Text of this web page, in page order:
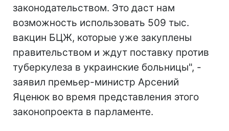
законодательством. Это даст нам
возможность использовать 509 тыс.
вакцин БЦЖ, которые уже закуплены
правительством и ждут поставку против
туберкулеза в украинские больницы", -
заявил премьер-министр Арсений
Яценюк во время представления этого
законопроекта в парламенте.